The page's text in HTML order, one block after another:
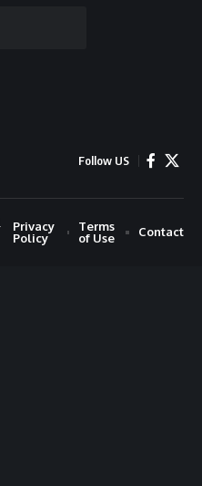
Follow US
Privacy
Policy
Terms
of Use
Contact